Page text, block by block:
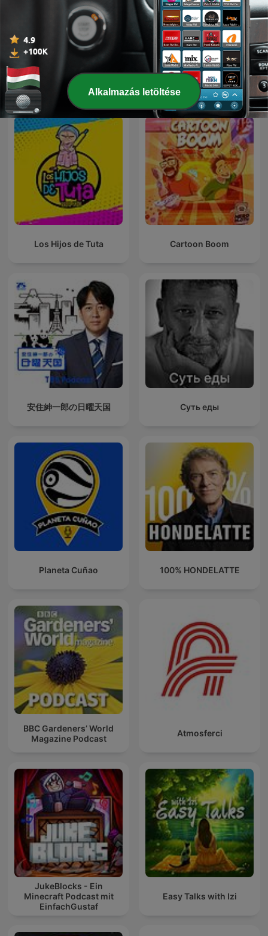
Wat een Week!
AUTO RADIO - MOTO
RADIO
Nemzetközi Szabadidő podcastok
Los Hijos de Tuta Cartoon Boom
安住紳一郎の日曜天国 Суть еды
Planeta Cuñao 100% HONDELATTE
BBC Gardeners’ World
Magazine Podcast
Atmosferci
JukeBlocks - Ein
Minecraft Podcast mit
EinfachGustaf
Easy Talks with Izi
Alkalmazás letöltése